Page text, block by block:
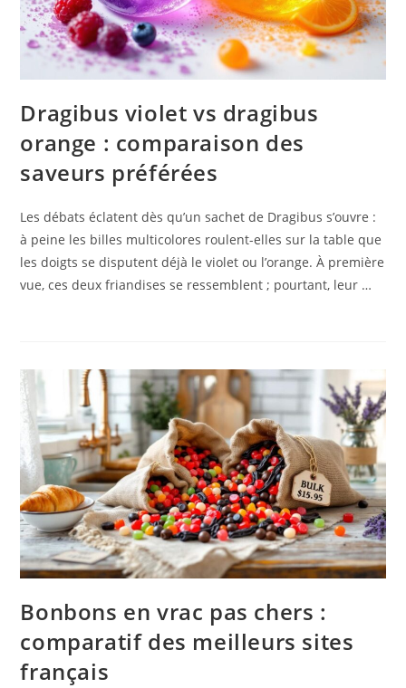
Dragibus violet vs dragibus
orange : comparaison des
saveurs préférées
Les débats éclatent dès qu’un sachet de Dragibus s’ouvre :
à peine les billes multicolores roulent-elles sur la table que
les doigts se disputent déjà le violet ou l’orange. À première
vue, ces deux friandises se ressemblent ; pourtant, leur …
Bonbons en vrac pas chers :
comparatif des meilleurs sites
français